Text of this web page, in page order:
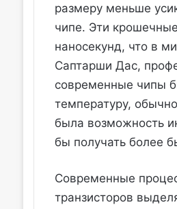
размеру меньше
чипе. Эти
наносекунд, что в
Саптарши Дас,
современные чипы
температуру,
была возможность
бы получать более
Современные
транзисторов